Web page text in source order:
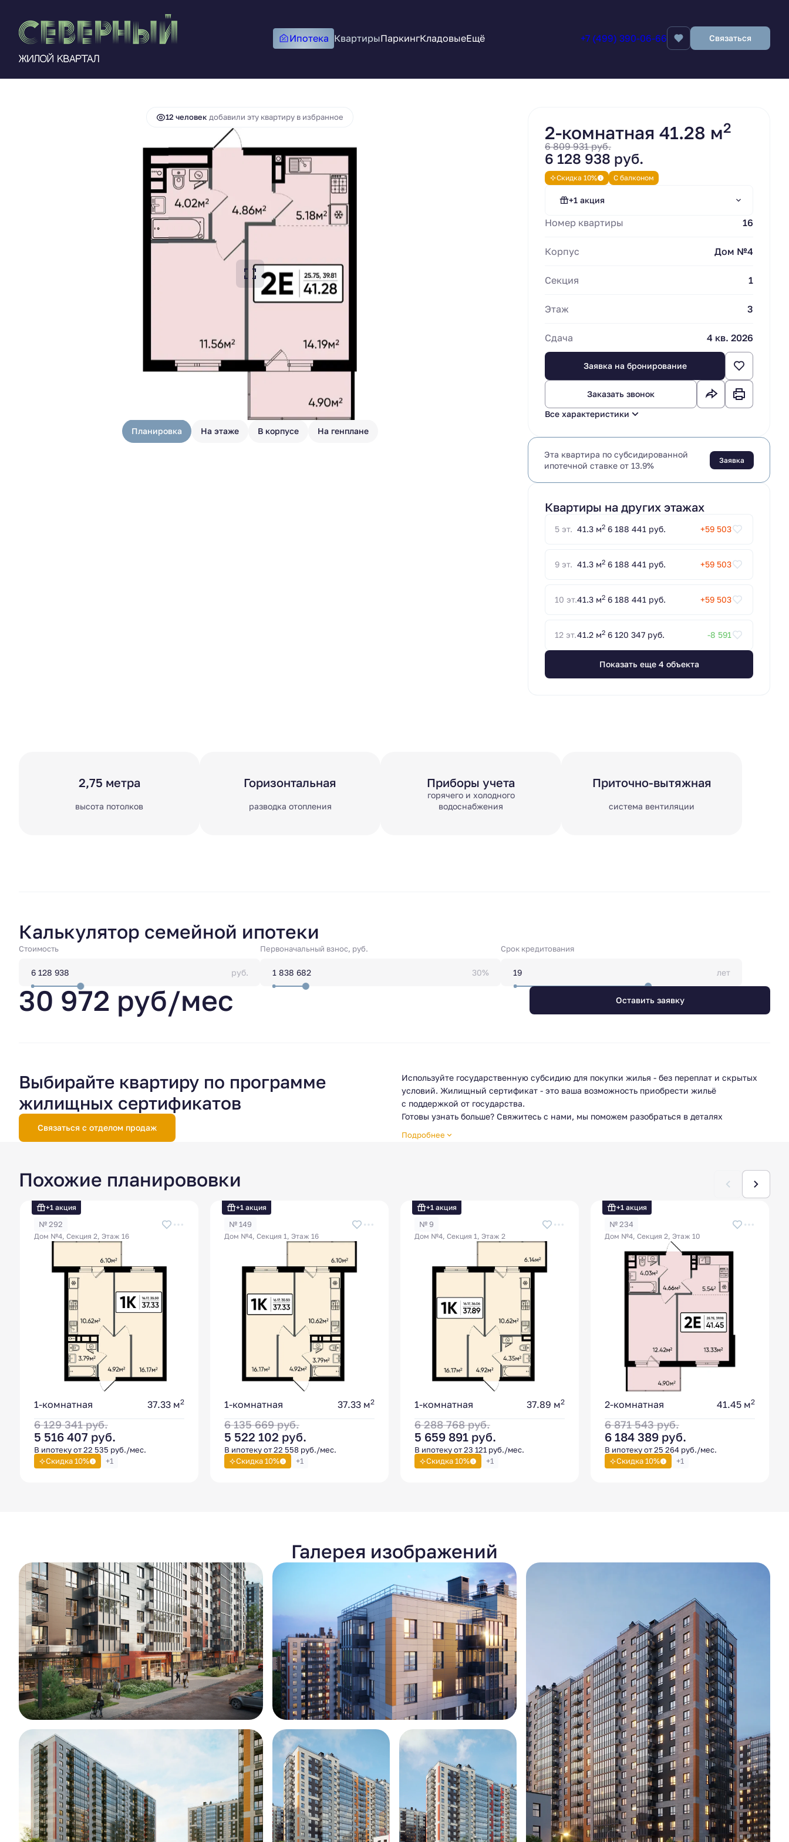
Ипотека КвартирыПаркингКладовыеЕщё +7 (499) 390-06-66 Связаться
2-комнатная
12 человек добавили эту квартиру в избранное
Планировка На этаже В корпусе На генплане
2-комнатная 41.28 м2
6 809 931 руб.
6 128 938 руб.
Скидка 10% С балконом
+1 акция
Стандартная ипотека от 13.9%
Субсидирование
ипотечной ставки.
Номер квартиры 16
Корпус Дом №4
Секция 1
Этаж 3
Сдача 4 кв. 2026
Заявка на бронирование
Заказать звонок
Все характеристики
Эта квартира по субсидированной
ипотечной ставке от 13.9%
Заявка
Квартиры на других этажах
5 эт. 41.3 м2 6 188 441 руб. +59 503
9 эт. 41.3 м2 6 188 441 руб. +59 503
10 эт.41.3 м2 6 188 441 руб. +59 503
12 эт.41.2 м2 6 120 347 руб. -8 591
Показать еще 4 объектa
2,75 метра
высота потолков
Горизонтальная
разводка отопления
Приборы учета
горячего и холодного
водоснабжения
Приточно-вытяжная
система вентиляции
Калькулятор семейной ипотеки
Стоимость
руб.
Первоначальный взнос, руб.
30%
Срок кредитования
лет
30 972 руб/мес Оставить заявку
Выбирайте квартиру по программе
жилищных сертификатов
Связаться с отделом продаж
Используйте государственную субсидию для покупки жилья - без переплат и скрытых
условий. Жилищный сертификат - это ваша возможность приобрести жильё
с поддержкой от государства.
Готовы узнать больше? Свяжитесь с нами, мы поможем разобраться в деталях
рекомендуется уточнять актуальные требования и порядок действий в отделе продаж.
Подробнее
Похожие планирововки
+1 акция
№ 292
Дом №4, Секция 2, Этаж 16
1-комнатная 37.33 м2
6 129 341руб.
5 516 407 руб.
В ипотеку от 22 535 руб./мес.
Скидка 10%
+1
+1 акция
№ 149
Дом №4, Секция 1, Этаж 16
1-комнатная 37.33 м2
6 135 669руб.
5 522 102 руб.
В ипотеку от 22 558 руб./мес.
Скидка 10%
+1
+1 акция
№ 9
Дом №4, Секция 1, Этаж 2
1-комнатная 37.89 м2
6 288 768руб.
5 659 891 руб.
В ипотеку от 23 121 руб./мес.
Скидка 10%
+1
+1 акция
№ 234
Дом №4, Секция 2, Этаж 10
2-комнатная 41.45 м2
6 871 543руб.
6 184 389 руб.
В ипотеку от 25 264 руб./мес.
Скидка 10%
+1
Галерея изображений